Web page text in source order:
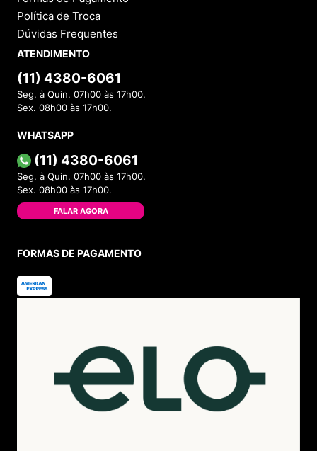
Política de Troca
Dúvidas Frequentes
ATENDIMENTO
(11) 4380-6061
Seg. à Quin. 07h00 às 17h00.
Sex. 08h00 às 17h00.
WHATSAPP
(11) 4380-6061
Seg. à Quin. 07h00 às 17h00.
Sex. 08h00 às 17h00.
FALAR AGORA
FORMAS DE PAGAMENTO